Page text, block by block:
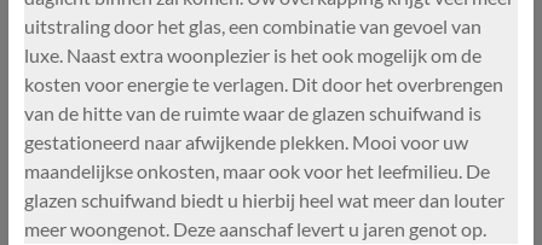
uitstraling door het glas, een combinatie van gevoel van
luxe. Naast extra woonplezier is het ook mogelijk om de
kosten voor energie te verlagen. Dit door het overbrengen
van de hitte van de ruimte waar de glazen schuifwand is
gestationeerd naar afwijkende plekken. Mooi voor uw
maandelijkse onkosten, maar ook voor het leefmilieu. De
glazen schuifwand biedt u hierbij heel wat meer dan louter
meer woongenot. Deze aanschaf levert u jaren genot op.